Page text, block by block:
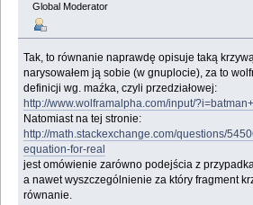
Global Moderator
Tak, to równanie naprawdę opisuje taką
narysowałem ją sobie (w gnuplocie), za to
definicji wg. maźka, czyli przedziałowej:
http://www.wolframalpha.com/input/
Natomiast na tej stronie:
http://math.stackexchange.com/questions/
equation-for-real
jest omówienie zarówno podejścia z
a nawet wyszczególnienie za który fragment
równanie.